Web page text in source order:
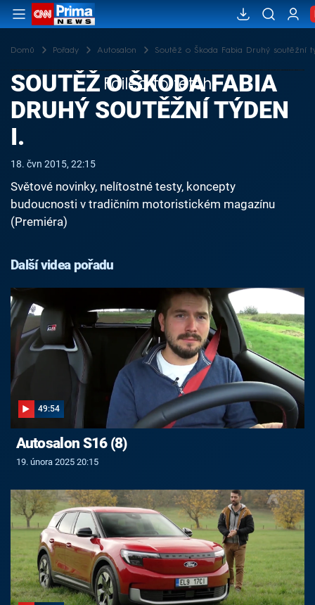
Domů Pořady Autosalon Soutěž o Škoda Fabia Druhý soutěžní
Failed to fetch
SOUTĚŽ O ŠKODA FABIA
DRUHÝ SOUTĚŽNÍ TÝDEN
I.
18. čvn 2015, 22:15
Světové novinky, nelítostné testy, koncepty
budoucnosti v tradičním motoristickém magazínu
(Premiéra)
Další videa pořadu
49:54
Autosalon S16 (8)
19. února 2025 20:15